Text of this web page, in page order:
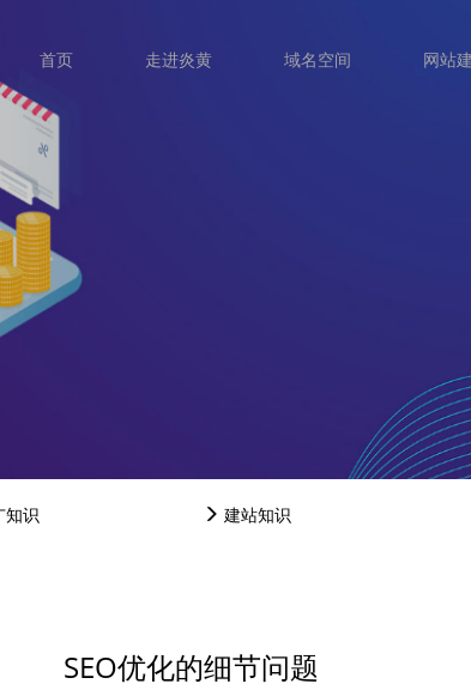
首页 走进炎黄 域名空间 网站
知识 建站知识
SEO优化的细节问题